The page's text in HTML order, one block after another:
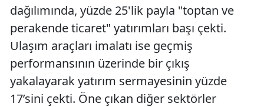
dağılımında, yüzde 25'lik payla "toptan ve
perakende ticaret" yatırımları başı çekti.
Ulaşım araçları imalatı ise geçmiş
performansının üzerinde bir çıkış
yakalayarak yatırım sermayesinin yüzde
17’sini çekti. Öne çıkan diğer sektörler